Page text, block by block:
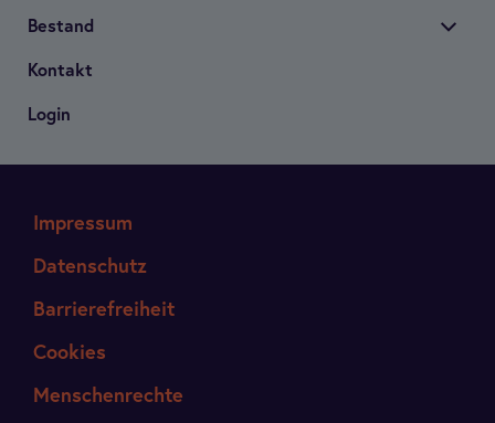
Bestand
Kon­takt
Login
Impressum
Datenschutz
Barrierefreiheit
Cookies
Menschenrechte